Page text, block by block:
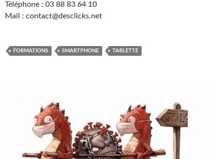
Téléphone : 03 88 83 64 10
Mail : contact@desclicks.net
FORMATIONS SMARTPHONE TABLETTE